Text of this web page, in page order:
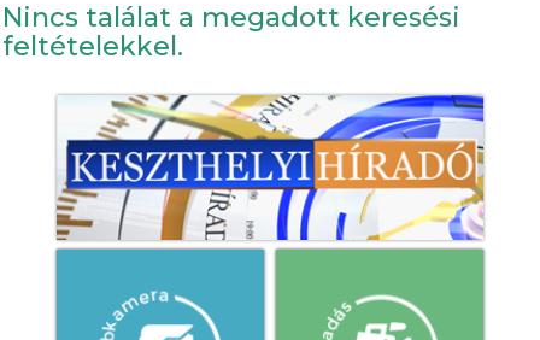
Nincs találat a megadott keresési
feltételekkel.